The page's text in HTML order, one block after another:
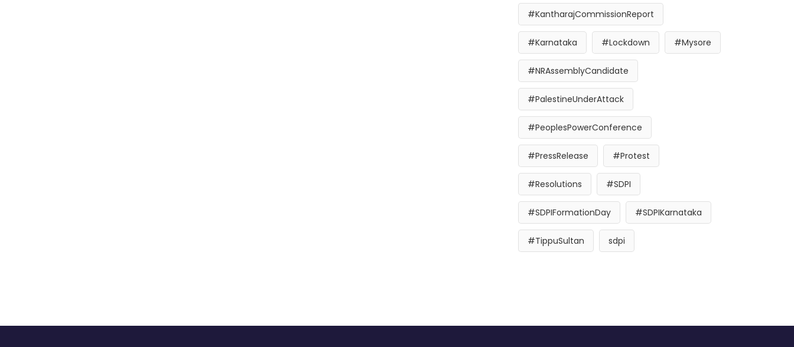
#KantharajCommissionReport
#Karnataka #Lockdown #Mysore
#NRAssemblyCandidate
#PalestineUnderAttack
#PeoplesPowerConference
#PressRelease #Protest
#Resolutions #SDPI
#SDPIFormationDay #SDPIKarnataka
#TippuSultan sdpi